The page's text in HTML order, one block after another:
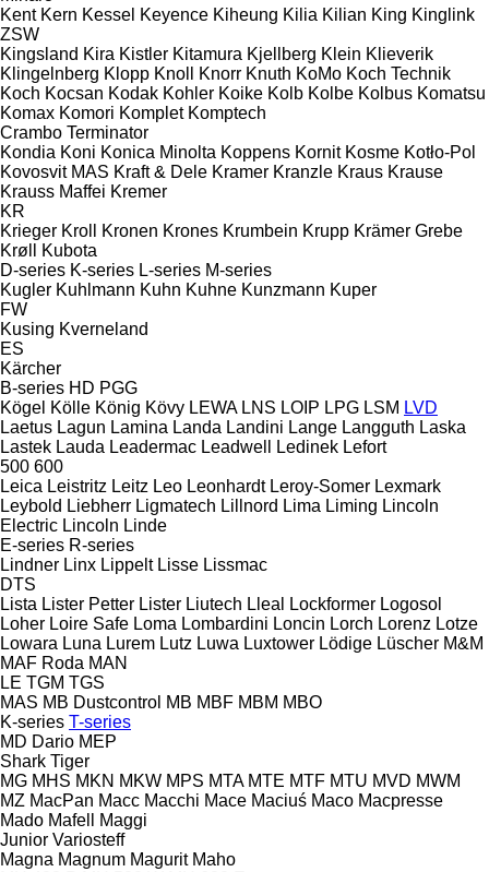
Kent Kern Kessel Keyence Kiheung Kilia Kilian King Kinglink
ZSW
Kingsland Kira Kistler Kitamura Kjellberg Klein Klieverik
Klingelnberg Klopp Knoll Knorr Knuth KoMo Koch Technik
Koch Kocsan Kodak Kohler Koike Kolb Kolbe Kolbus Komatsu
Komax Komori Komplet Komptech
Crambo Terminator
Kondia Koni Konica Minolta Koppens Kornit Kosme Kotło-Pol
Kovosvit MAS Kraft & Dele Kramer Kranzle Kraus Krause
Krauss Maffei Kremer
KR
Krieger Kroll Kronen Krones Krumbein Krupp Krämer Grebe
Krøll
Kubota
D-series K-series L-series M-series
Kugler Kuhlmann Kuhn Kuhne Kunzmann Kuper
FW
Kusing Kverneland
ES
Kärcher
B-series HD PGG
Kögel Kölle König Kövy LEWA LNS LOIP LPG LSM LVD
Laetus Lagun Lamina Landa Landini Lange Langguth Laska
Lastek Lauda Leadermac Leadwell Ledinek Lefort
500 600
Leica Leistritz Leitz Leo Leonhardt Leroy-Somer Lexmark
Leybold Liebherr Ligmatech Lillnord Lima Liming Lincoln
Electric Lincoln Linde
E-series R-series
Lindner Linx Lippelt Lisse Lissmac
DTS
Lista Lister Petter Lister Liutech Lleal Lockformer Logosol
Loher Loire Safe Loma Lombardini Loncin Lorch Lorenz Lotze
Lowara Luna Lurem Lutz Luwa Luxtower Lödige Lüscher M&M
MAF Roda MAN
LE TGM TGS
MAS MB Dustcontrol MB MBF MBM MBO
K-series T-series
MD Dario MEP
Shark Tiger
MG MHS MKN MKW MPS MTA MTE MTF MTU MVD MWM
MZ MacPan Macc Macchi Mace Maciuś Maco Macpresse
Mado Mafell
Maggi
Junior Variosteff
Magna Magnum Magurit Maho